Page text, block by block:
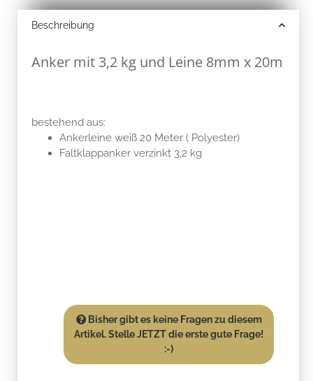
Beschreibung
Anker mit 3,2 kg und Leine 8mm x 20m
bestehend aus:
Ankerleine weiß 20 Meter ( Polyester)
Faltklappanker verzinkt 3,2 kg
Bisher gibt es keine Fragen zu diesem
Artikel. Stelle JETZT die erste gute Frage!
:-)